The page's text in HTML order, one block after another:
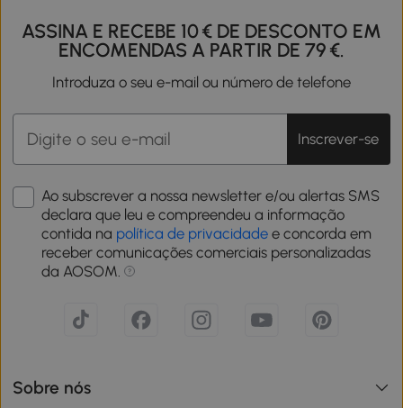
ASSINA E RECEBE 10 € DE DESCONTO EM
ENCOMENDAS A PARTIR DE 79 €.
Introduza o seu e-mail ou número de telefone
Inscrever-se
Ao subscrever a nossa newsletter e/ou alertas SMS
declara que leu e compreendeu a informação
contida na política de privacidade e concorda em
receber comunicações comerciais personalizadas
da AOSOM.
Sobre nós